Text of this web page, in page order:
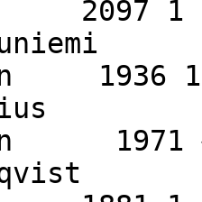
2097 1
1936
1971